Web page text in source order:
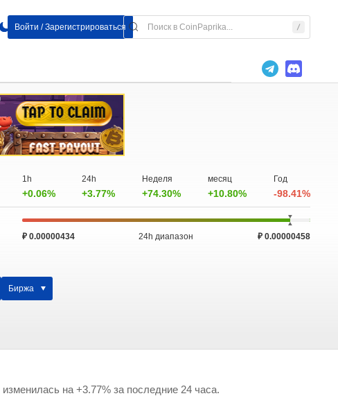
Войти / Зарегистрироваться
1h
+0.06%
24h
+3.77%
Неделя
+74.30%
месяц
+10.80%
Год
-98.41%
₽ 0.00000434 24h диапазон ₽ 0.00000458
Биржа
на +3.77% за последние 24 часа.